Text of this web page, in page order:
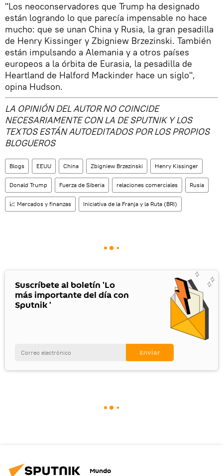
"Los neoconservadores que Trump ha designado
están logrando lo que parecía impensable no hace
mucho: que se unan China y Rusia, la gran pesadilla
de Henry Kissinger y Zbigniew Brzezinski. También
están impulsando a Alemania y a otros países
europeos a la órbita de Eurasia, la pesadilla de
Heartland de Halford Mackinder hace un siglo",
opina Hudson.
LA OPINIÓN DEL AUTOR NO COINCIDE
NECESARIAMENTE CON LA DE SPUTNIK Y LOS
TEXTOS ESTÁN AUTOEDITADOS POR LOS PROPIOS
BLOGUEROS
Blogs EEUU China Zbigniew Brzezinski Henry Kissinger
Donald Trump Fuerza de Siberia relaciones comerciales Rusia
📈 Mercados y finanzas Iniciativa de la Franja y la Ruta (BRI)
Suscríbete al boletín 'Lo
más importante del día con
Sputnik '
Mundo